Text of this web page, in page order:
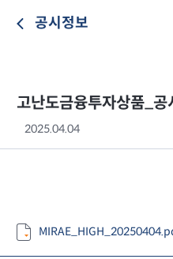
공시정보
고난도금융투자상품_
2025.04.04